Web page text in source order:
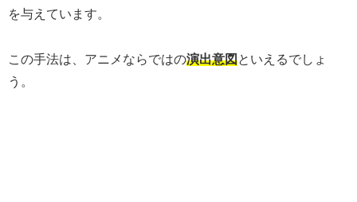
を与えています。
この手法は、アニメならではの演出意図といえるでしょ
う。